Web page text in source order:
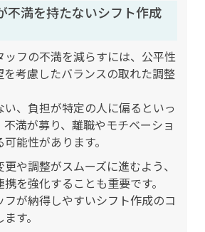
不満を持たないシフト作成
ッフの不満を減らすには、公平性
を考慮したバランスの取れた調整
、負担が特定の人に偏るといっ
満が募り、離職やモチベーショ
能性があります。
や調整がスムーズに進むよう、
を強化することも重要です。
フが納得しやすいシフト作成のコ
す。